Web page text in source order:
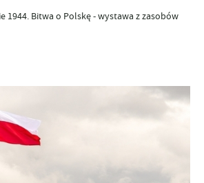
1944. Bitwa o Polskę - wystawa z zasobów